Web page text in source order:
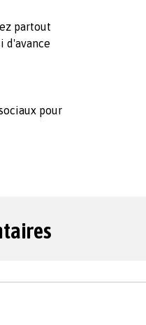
partout
d'avance
pour